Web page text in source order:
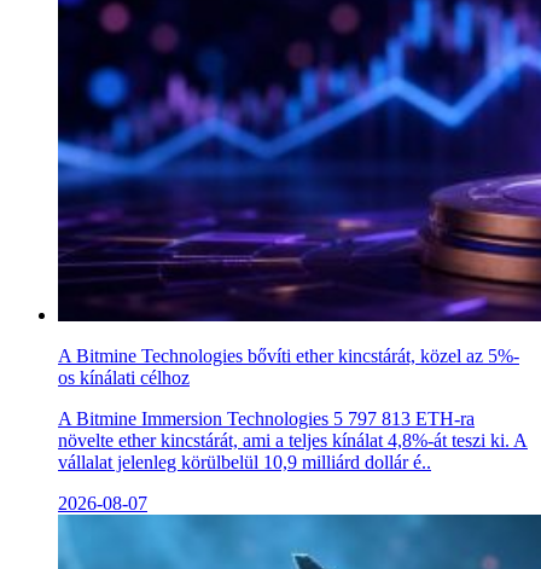
A Bitmine Technologies bővíti ether kincstárát, közel az 5%-
os kínálati célhoz
A Bitmine Immersion Technologies 5 797 813 ETH-ra
növelte ether kincstárát, ami a teljes kínálat 4,8%-át teszi ki. A
vállalat jelenleg körülbelül 10,9 milliárd dollár é..
2026-08-07